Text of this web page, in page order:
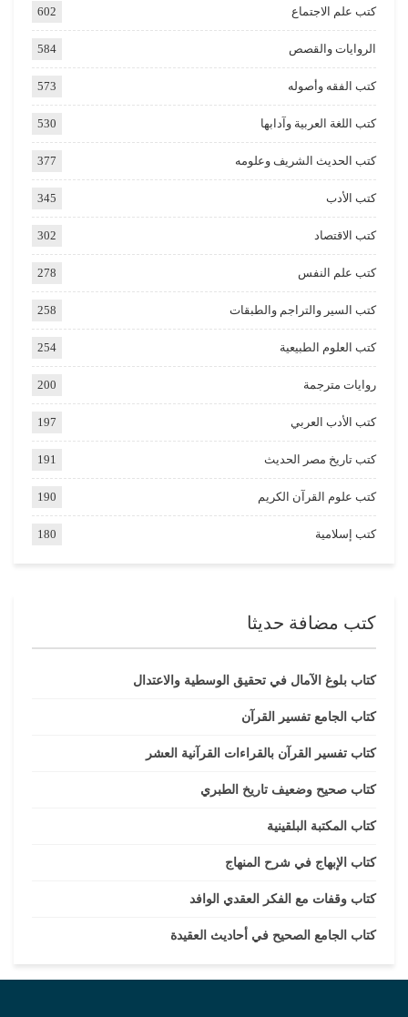
كتب علم الاجتماع 602
الروايات والقصص 584
كتب الفقه وأصوله 573
كتب اللغة العربية وآدابها 530
كتب الحديث الشريف وعلومه 377
كتب الأدب 345
كتب الاقتصاد 302
كتب علم النفس 278
كتب السير والتراجم والطبقات 258
كتب العلوم الطبيعية 254
روايات مترجمة 200
كتب الأدب العربي 197
كتب تاريخ مصر الحديث 191
كتب علوم القرآن الكريم 190
كتب إسلامية 180
كتب مضافة حديثا
كتاب بلوغ الآمال في تحقيق الوسطية والاعتدال
كتاب الجامع تفسير القرآن
كتاب تفسير القرآن بالقراءات القرآنية العشر
كتاب صحيح وضعيف تاريخ الطبري
كتاب المكتبة البلقينية
كتاب الإبهاج في شرح المنهاج
كتاب وقفات مع الفكر العقدي الوافد
كتاب الجامع الصحيح في أحاديث العقيدة